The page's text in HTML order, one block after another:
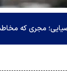
مجری که